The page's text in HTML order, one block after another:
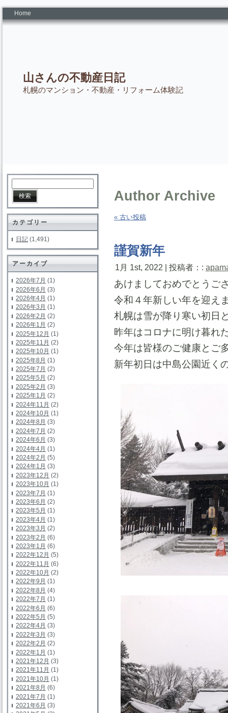
Home
山さんの不動産日記
札幌のマンション・不動産・リフォーム体験記
カテゴリー
日記 (1,491)
アーカイブ
2026年7月 (1)
2026年6月 (3)
2026年4月 (1)
2026年3月 (1)
2026年2月 (2)
2026年1月 (2)
2025年12月 (1)
2025年11月 (2)
2025年10月 (1)
2025年8月 (1)
2025年7月 (2)
2025年5月 (2)
2025年2月 (3)
2025年1月 (2)
2024年11月 (2)
2024年10月 (1)
2024年8月 (3)
2024年7月 (2)
2024年6月 (3)
2024年4月 (1)
2024年2月 (5)
2024年1月 (3)
2023年12月 (2)
2023年10月 (1)
2023年7月 (1)
2023年6月 (2)
2023年5月 (1)
2023年4月 (1)
2023年3月 (2)
2023年2月 (6)
2023年1月 (6)
2022年12月 (5)
2022年11月 (6)
2022年10月 (2)
2022年9月 (1)
2022年8月 (4)
2022年7月 (1)
2022年6月 (6)
2022年5月 (5)
2022年4月 (3)
2022年3月 (3)
2022年2月 (2)
2022年1月 (1)
2021年12月 (3)
2021年11月 (1)
2021年10月 (1)
2021年8月 (6)
2021年7月 (1)
2021年6月 (3)
Author Archive
« 古い投稿
謹賀新年
1月 1st, 2022 | 投稿者：:
あけましておめでとうご
令和４年新しい年を迎え
札幌は雪が降り寒い初日
昨年はコロナに明け暮れ
今年は皆様のご健康とご
新年初日は中島公園近く